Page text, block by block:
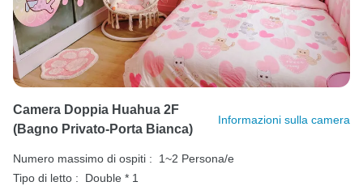
Camera Doppia Huahua 2F
(bagno Privato-Porta Bianca)
Informazioni sulla camera
Numero massimo di ospiti :
1~2 Persona/e
Tipo di letto :
Double * 1